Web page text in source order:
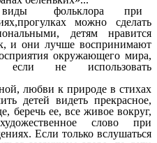
фольклора при
можно сделать
детям нравится
и они лучше воспринимают
окружающего мира,
если не использовать
любви к природе в стихах
детей видеть прекрасное,
беречь ее, все живое вокруг,
слово при
Если только вслушаться